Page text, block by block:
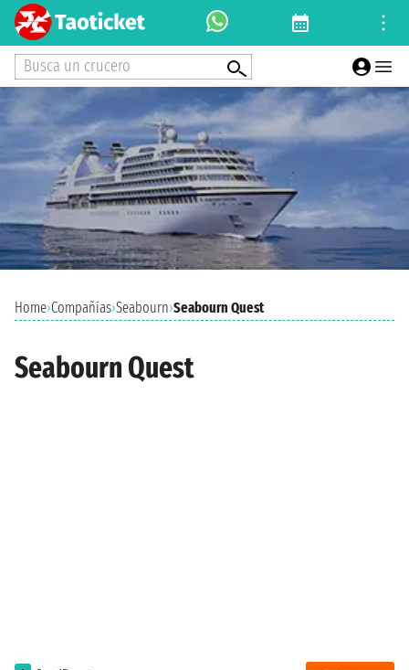
Busca un crucero
Home›Compañías›Seabourn›Seabourn Quest
Seabourn Quest